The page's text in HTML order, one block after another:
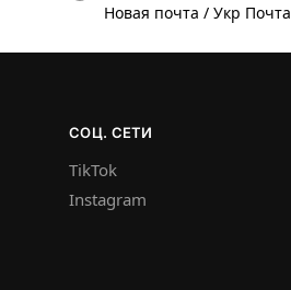
Новая почта / Укр Почта
СОЦ. СЕТИ
TikTok
Instagram